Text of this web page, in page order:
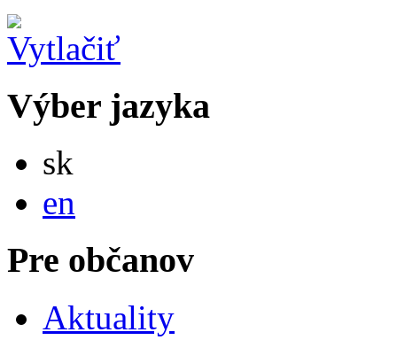
Výber jazyka
sk
en
Pre občanov
Aktuality